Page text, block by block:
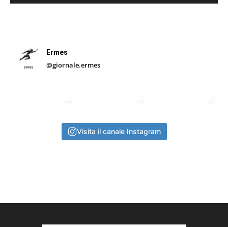
Ermes
@giornale.ermes
Visita il canale Instagram